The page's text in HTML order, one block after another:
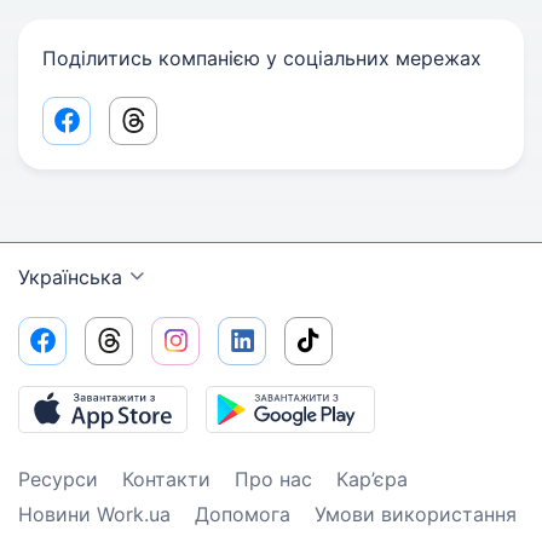
Поділитись компанією у соціальних мережах
Facebook share link
Threads share link
Українська
Ресурси Контакти Про нас
Кар’єра
Новини Work.ua
Допомога Умови використання